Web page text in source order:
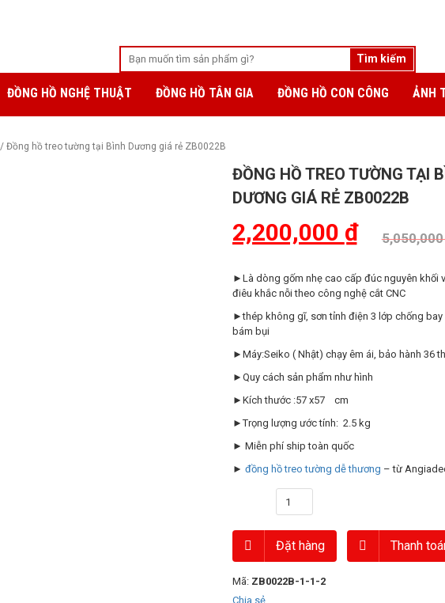
ĐỒNG HỒ NGHỆ THUẬT ĐỒNG HỒ TÂN GIA ĐỒNG HỒ CON CÔNG ẢNH
/ Đồng hồ treo tường tại Bình Dương giá rẻ ZB0022B
ĐỒNG HỒ TREO TƯỜNG TẠI
DƯƠNG GIÁ RẺ ZB0022B
2,200,000 ₫
►Là dòng gốm nhẹ cao cấp đúc nguyên khối
điêu khắc nỗi theo công nghệ cắt CNC
►thép không gĩ, sơn tỉnh điện 3 lớp chống bay
bám bụi
►Máy:Seiko ( Nhật) chạy êm ái, bảo hành 36
►Quy cách sản phẩm như hình
►Kích thước :57 x57 cm
►Trọng lượng ước tính: 2.5 kg
► Miễn phí ship toàn quốc
► đồng hồ treo tường dễ thương – từ
Đặt hàng Thanh
Mã: ZB0022B-1-1-2
Chia sẻ